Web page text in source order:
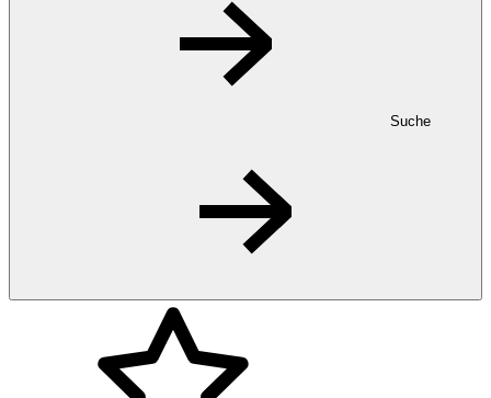
Suche